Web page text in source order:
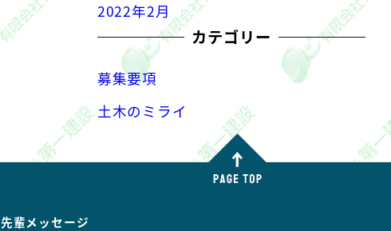
2022年2月
カテゴリー
募集要項
土木のミライ
先輩メッセージ